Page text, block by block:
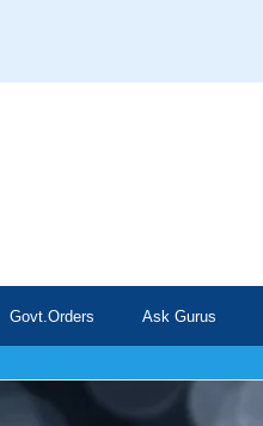
Govt.Orders Ask Gurus